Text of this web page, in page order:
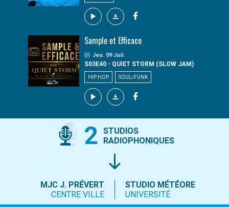
Sample et Efficace
Jeu. 09 Juil.
S03E40 - QUIET STORM (SLOW JAM)
HIP HOP SOUL/FUNK
2
STUDIOS
RADIOPHONIQUES
MJC J. PRÉVERT
CENTRE VILLE
STUDIO MÉTÉORE
UNIVERSITÉ